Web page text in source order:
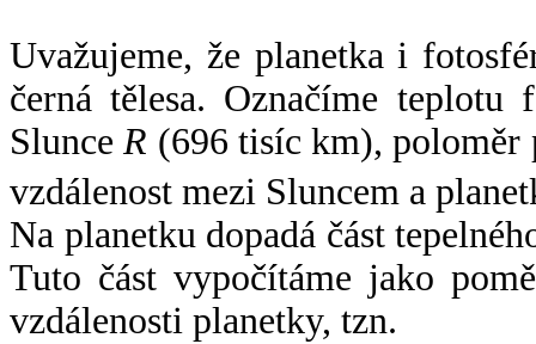
Uvažujeme, že planetka i
černá tělesa. Označíme
SlunceR (696 tisíc km),
vzdálenost mezi Sluncem a
Na planetku dopadá část
Tuto část vypočítáme jako
vzdálenosti planetky, tzn.